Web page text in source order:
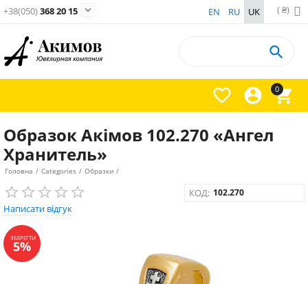
( ₴)
EN RU UK
+38(050)368 20 15 
0




Образок Акімов 102.270 «Ангел
Хранитель»
Головна / Categories / Образки /
Написати відгук
КОД: 102.270
ЗБЕРЕГТИ
5%